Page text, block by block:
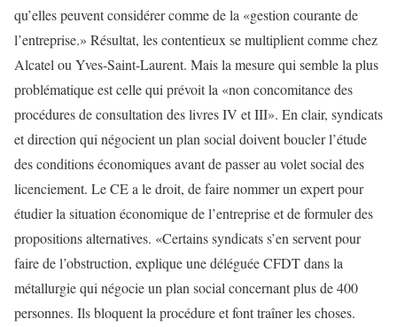
qu’elles peuvent considérer comme de la «gestion courante de
l’entreprise.» Résultat, les contentieux se multiplient comme chez
Alcatel ou Yves-Saint-Laurent. Mais la mesure qui semble la plus
problématique est celle qui prévoit la «non concomitance des
procédures de consultation des livres IV et III». En clair, syndicats
et direction qui négocient un plan social doivent boucler l’étude
des conditions économiques avant de passer au volet social des
licenciement. Le CE a le droit, de faire nommer un expert pour
étudier la situation économique de l’entreprise et de formuler des
propositions alternatives. «Certains syndicats s’en servent pour
faire de l’obstruction, explique une déléguée CFDT dans la
métallurgie qui négocie un plan social concernant plus de 400
personnes. Ils bloquent la procédure et font traîner les choses.